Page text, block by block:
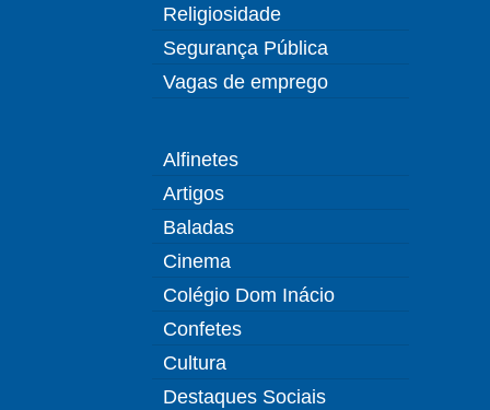
Religiosidade
Segurança Pública
Vagas de emprego
Alfinetes
Artigos
Baladas
Cinema
Colégio Dom Inácio
Confetes
Cultura
Destaques Sociais